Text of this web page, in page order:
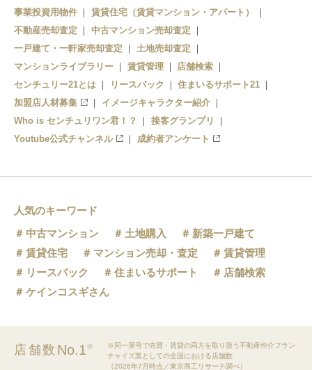
事業投資用物件
賃貸住宅（賃貸マンション・アパート）
不動産売却査定
中古マンション売却査定
一戸建て・一軒家売却査定
土地売却査定
マンションライブラリー
賃貸管理
店舗検索
センチュリー21とは
リースバック
住まいるサポート21
加盟店人材募集
イメージキャラクター紹介
Who is センチュリワン君！？
接客グランプリ
Youtube公式チャンネル
成約者アンケート
人気のキーワード
中古マンション
土地購入
新築一戸建て
賃貸住宅
マンション売却・査定
賃貸管理
リースバック
住まいるサポート
店舗検索
ケインコスギさん
店舗数 No.1※
※同一屋号で売買・賃貸の両方を取り扱う不動産仲介フラン
チャイズ業としての全国における店舗数
（2026年7月時点／東京商工リサーチ調べ）